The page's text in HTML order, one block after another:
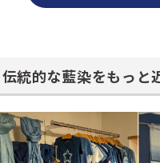
伝統的な藍染をもっと